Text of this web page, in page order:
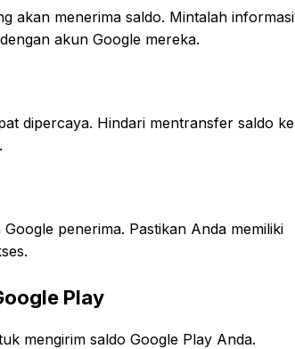
akan menerima saldo. Mintalah informasi
akun Google mereka.
dipercaya. Hindari mentransfer saldo ke
penerima. Pastikan Anda memiliki
Play
mengirim saldo Google Play Anda.